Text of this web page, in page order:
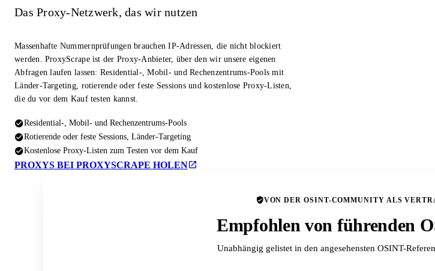
Das Proxy-Netzwerk, das wir nutzen
Massenhafte Nummernprüfungen brauchen IP-Adressen, die nicht blockiert
werden. ProxyScrape ist der Proxy-Anbieter, über den wir unsere eigenen
Abfragen laufen lassen: Residential-, Mobil- und Rechenzentrums-Pools mit
Länder-Targeting, rotierende oder feste Sessions und kostenlose Proxy-Listen,
die du vor dem Kauf testen kannst.
Residential-, Mobil- und Rechenzentrums-Pools
Rotierende oder feste Sessions, Länder-Targeting
Kostenlose Proxy-Listen zum Testen vor dem Kauf
PROXYS BEI PROXYSCRAPE HOLEN
VON DER OSINT-COMMUNITY ALS
Empfohlen von führenden
Unabhängig gelistet in den angesehensten OSINT-